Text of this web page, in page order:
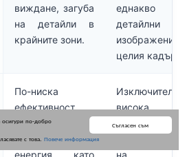
Съгласен съм
осигури по-добро
с това. Повече информация
виждане, загуба
на детайли в
крайните зони.
еднакво
детайлни
целия кадър.
По-ниска
ефективност,
по-голямо
разсейване на
Изключително
висока